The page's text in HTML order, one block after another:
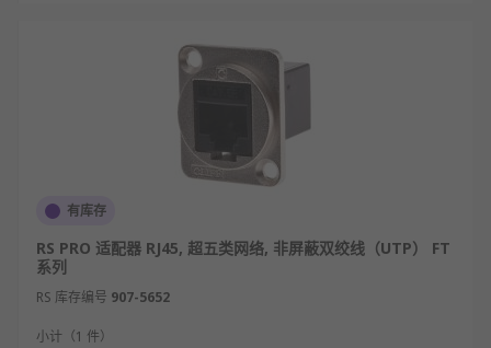
RS 欧时为您提供了不同品牌的网络耦合器，如安费
诺、康普、泰科电子等多款不同规格、型号的产品供
您挑选，从而满足不同的应用场景需求。
欢迎查看和订购欧时电子的网络耦合器及相关产品，
订购现货24小时内发货，线上下单满额免运费。
有库存
RS PRO 适配器 RJ45, 超五类网络, 非屏蔽双绞线（UTP） FT
系列
RS 库存编号 907-5652
小计（1 件）